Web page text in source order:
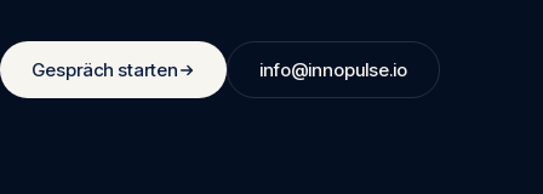
Gespräch starten info@innopulse.io